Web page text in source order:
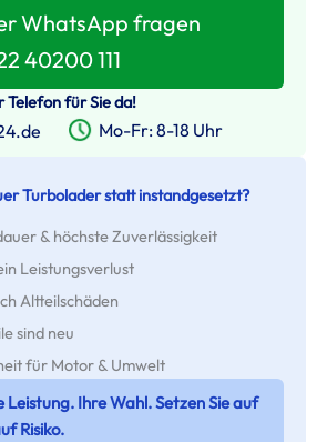
WhatsApp fragen
40200 111
Telefon für Sie da!
Mo-Fr: 8-18 Uhr
Turbolader statt instandgesetzt?
& höchste Zuverlässigkeit
Leistungsverlust
Altteilschäden
sind neu
für Motor & Umwelt
Leistung. Ihre Wahl. Setzen Sie auf
Risiko.